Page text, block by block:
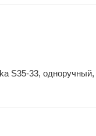
S35-33,